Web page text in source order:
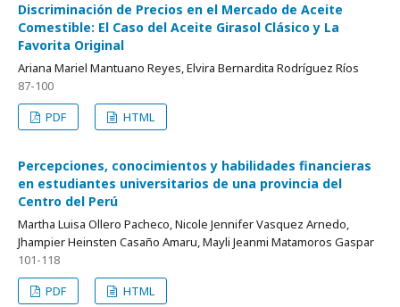
Discriminación de Precios en el Mercado de Aceite
Comestible: El Caso del Aceite Girasol Clásico y La
Favorita Original
Ariana Mariel Mantuano Reyes, Elvira Bernardita Rodríguez Ríos
87-100
PDF
HTML
Percepciones, conocimientos y habilidades financieras
en estudiantes universitarios de una provincia del
Centro del Perú
Martha Luisa Ollero Pacheco, Nicole Jennifer Vasquez Arnedo,
Jhampier Heinsten Casaño Amaru, Mayli Jeanmi Matamoros Gaspar
101-118
PDF
HTML